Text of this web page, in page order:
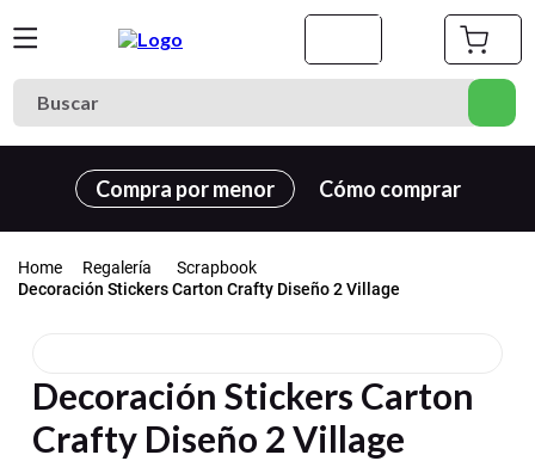
Compra por menor Cómo comprar
Regalería
Scrapbook
Decoración Stickers Carton Crafty Diseño 2 Village
Decoración Stickers Carton
Crafty Diseño 2 Village